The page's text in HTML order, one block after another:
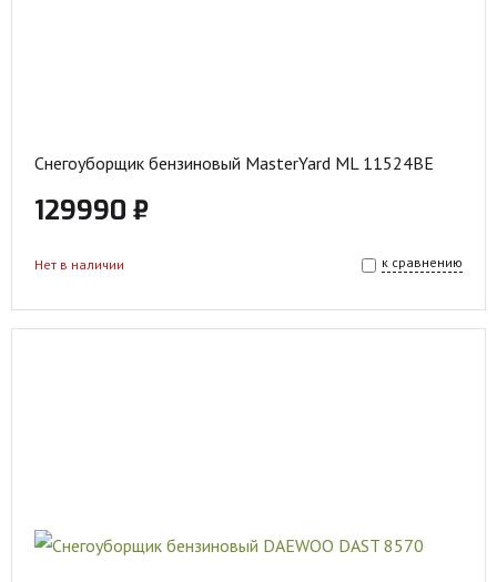
Снегоуборщик бензиновый MasterYard ML 11524BE
129990 ₽
к сравнению
Нет в наличии